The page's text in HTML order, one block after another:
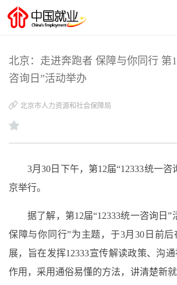
北京：走进奔跑者 保障与你同行 第
咨询日”活动举办
北京市人力资源和社会保障局
3月30日下午，第12届“12333统一
京举行。
据了解，第12届“12333统一咨询日”
保障与你同行”为主题，于3月30日前
展，旨在发挥12333宣传解读政策、沟
作用，采用通俗易懂的方法，讲清楚新